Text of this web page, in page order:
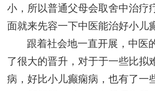
小，所以普通父母会取舍中治疗
面就来先容一下中医能治好小儿
跟着社会地一直开展，中医
了很大的晋升，对于于一些比拟
病，好比小儿癫痫病，也有了一